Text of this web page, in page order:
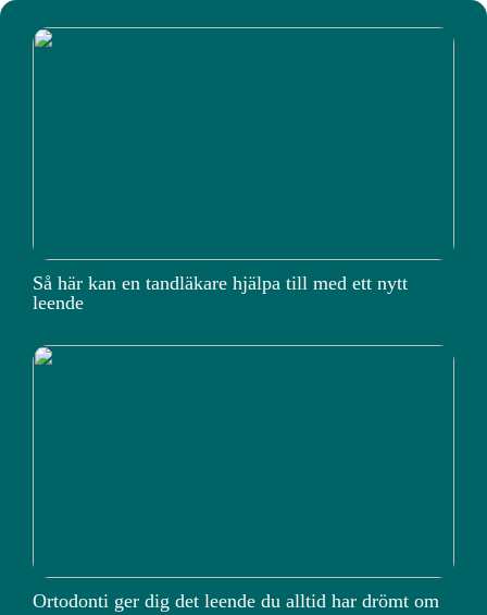
Så här kan en tandläkare hjälpa till med ett nytt
leende
Ortodonti ger dig det leende du alltid har drömt om